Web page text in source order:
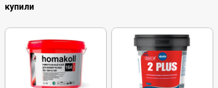
купили